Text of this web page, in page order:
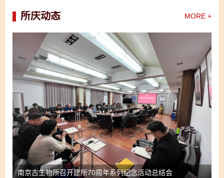
所庆动态 MORE +
南京古生物所召开建所70周年系列纪念活动总结会